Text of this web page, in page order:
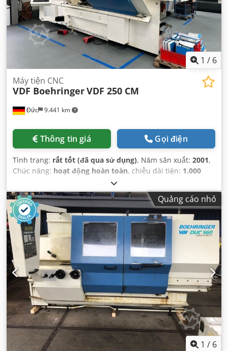
1 / 6
Đức 9.441 km
Máy tiện CNC
VDF BoehringerVDF 250 CM
Thông tin giá Gọi điện
Tình trạng: rất tốt (đã qua sử dụng), Năm sản xuất: 2001,
Chức năng: hoạt động hoàn toàn, chiều dài tiện: 1.000
480 mm
Quảng cáo nhỏ
1 / 6